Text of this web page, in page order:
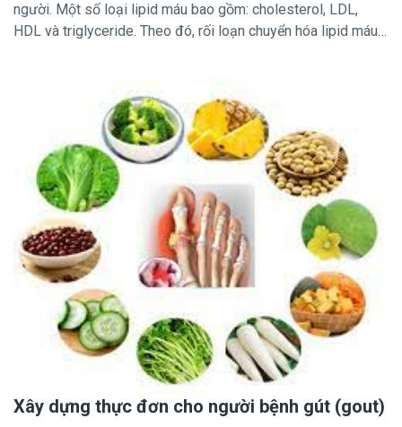
người. Một số loại lipid máu bao gồm: cholesterol, LDL,
HDL và triglyceride. Theo đó, rối loạn chuyển hóa lipid máu
máu, tăng LDL-cholesterol (cholesrol xấu) hoặc giảm HDL-
cholesterol (cholesterol tốt). Nguyên nhân gây ra rối loạn
lipid máu thường là béo phì, hội chứng chuyển hóa, ăn quá
nhiều chất béo, thừa năng lượng, thiếu vận động. Để điều trị,
ngoài thuốc và tập luyện cơ thể, chế độ ăn có vai trò đặc biệt
quan trọng trong việc kiểm soát và duy trì lượng lipid máu ở
mức bình thường.
Xây dựng thực đơn cho người bệnh gút (gout)